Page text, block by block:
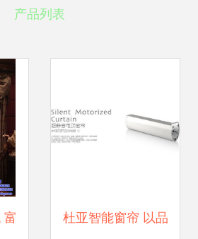
产品列表
富 杜亚智能窗帘 以品